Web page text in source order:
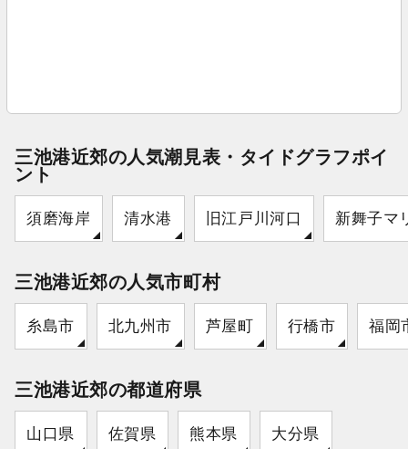
三池港近郊の人気潮見表・タイドグラフポイ
ント
須磨海岸 清水港 旧江戸川河口 新舞子マ
三池港近郊の人気市町村
糸島市 北九州市 芦屋町 行橋市 福岡
三池港近郊の都道府県
山口県 佐賀県 熊本県 大分県